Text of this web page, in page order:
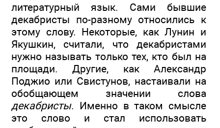
литературный язык. Сами бывшие
декабристы по-разному относились к
этому слову. Некоторые, как Лунин и
Якушкин, считали, что декабристами
нужно называть только тех, кто был на
площади. Другие, как Александр
Поджио или Свистунов, настаивали на
обобщающем значении слова
декабристы. Именно в таком смысле
это слово и стал использовать